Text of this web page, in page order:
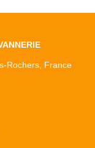
Rochers, France